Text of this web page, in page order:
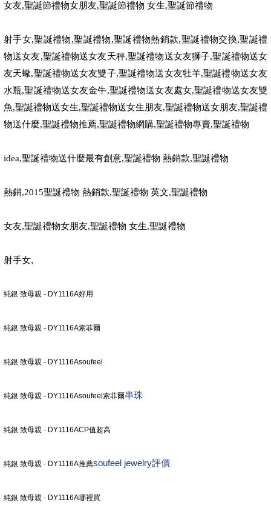
女友,聖誕節禮物女朋友,聖誕節禮物 女生,聖誕節禮物
射手女,聖誕禮物,聖誕禮物,聖誕禮物熱銷款,聖誕禮物交換,聖誕禮
物送女友,聖誕禮物送女友天秤,聖誕禮物送女友獅子,聖誕禮物送女
友天蠍,聖誕禮物送女友雙子,聖誕禮物送女友牡羊,聖誕禮物送女友
水瓶,聖誕禮物送女友金牛,聖誕禮物送女友處女,聖誕禮物送女友雙
魚,聖誕禮物送女生,聖誕禮物送女生朋友,聖誕禮物送女朋友,聖誕禮
物送什麼,聖誕禮物推薦,聖誕禮物網購,聖誕禮物專賣,聖誕禮物
idea,聖誕禮物送什麼最有創意,聖誕禮物 熱銷款,聖誕禮物
熱銷,2015聖誕禮物 熱銷款,聖誕禮物 英文,聖誕禮物
女友,聖誕禮物女朋友,聖誕禮物 女生,聖誕禮物
射手女,
純銀 致母親 - DY1116A好用
純銀 致母親 - DY1116A索菲爾
純銀 致母親 - DY1116Asoufeel
純銀 致母親 - DY1116Asoufeel索菲爾串珠
純銀 致母親 - DY1116ACP值超高
純銀 致母親 - DY1116A推薦soufeel jewelry評價
純銀 致母親 - DY1116A哪裡買